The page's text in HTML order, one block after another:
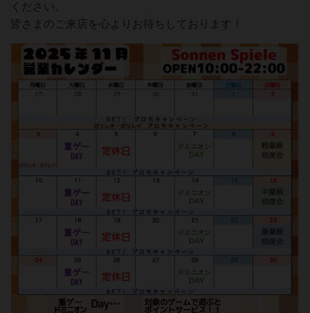
ください。
皆さまのご来店を心よりお待ちしております！